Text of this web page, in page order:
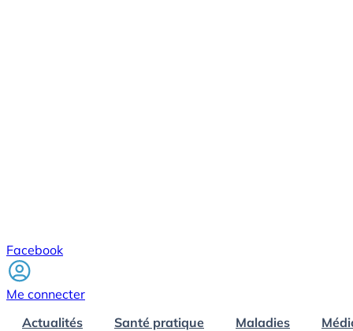
Facebook
Me connecter
Actualités
Santé pratique Maladies